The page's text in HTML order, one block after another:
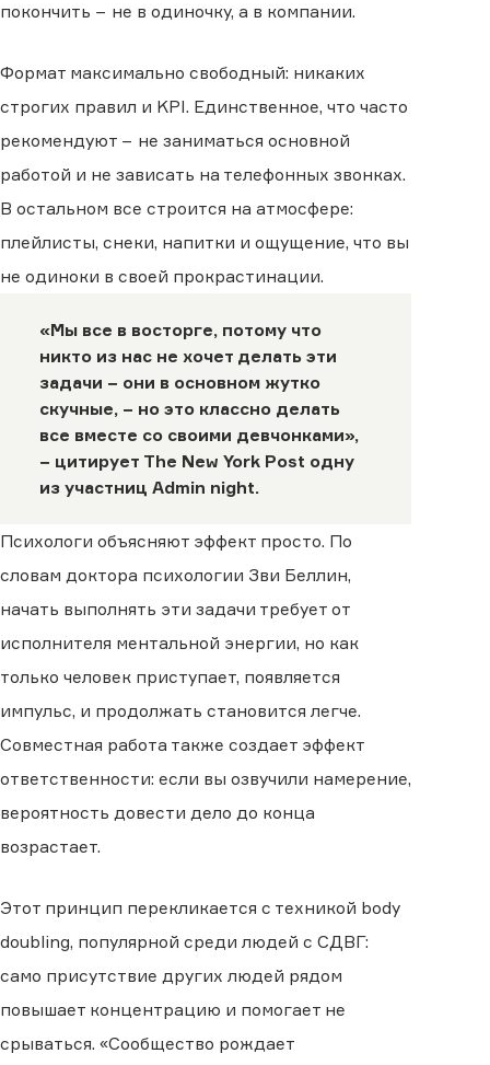
покончить − не в одиночку, а в компании.
Формат максимально свободный: никаких
строгих правил и KPI. Единственное, что часто
рекомендуют − не заниматься основной
работой и не зависать на телефонных звонках.
В остальном все строится на атмосфере:
плейлисты, снеки, напитки и ощущение, что вы
не одиноки в своей прокрастинации.
«Мы все в восторге, потому что
никто из нас не хочет делать эти
задачи − они в основном жутко
скучные, − но это классно делать
все вместе со своими девчонками»,
− цитирует The New York Post одну
из участниц Admin night.
Психологи объясняют эффект просто. По
словам доктора психологии Зви Беллин,
начать выполнять эти задачи требует от
исполнителя ментальной энергии, но как
только человек приступает, появляется
импульс, и продолжать становится легче.
Совместная работа также создает эффект
ответственности: если вы озвучили намерение,
вероятность довести дело до конца
возрастает.
Этот принцип перекликается с техникой body
doubling, популярной среди людей с СДВГ:
само присутствие других людей рядом
повышает концентрацию и помогает не
срываться. «Сообщество рождает